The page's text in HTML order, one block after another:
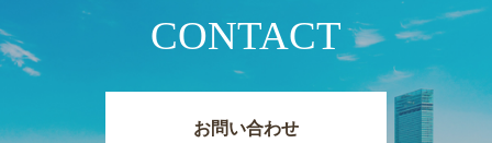
CONTACT
お問い合わせ